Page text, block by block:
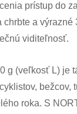
prístup do
chrbte a výrazné
viditeľnosť.
g (veľkosť L) je
bežcov,
roka. S